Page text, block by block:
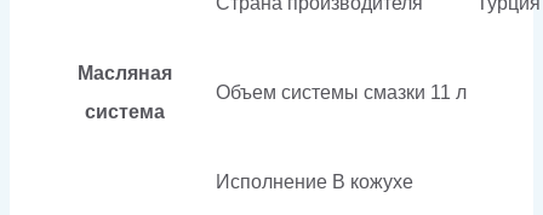
Масляная
система
Объем системы смазки 11 л
Исполнение В кожухе